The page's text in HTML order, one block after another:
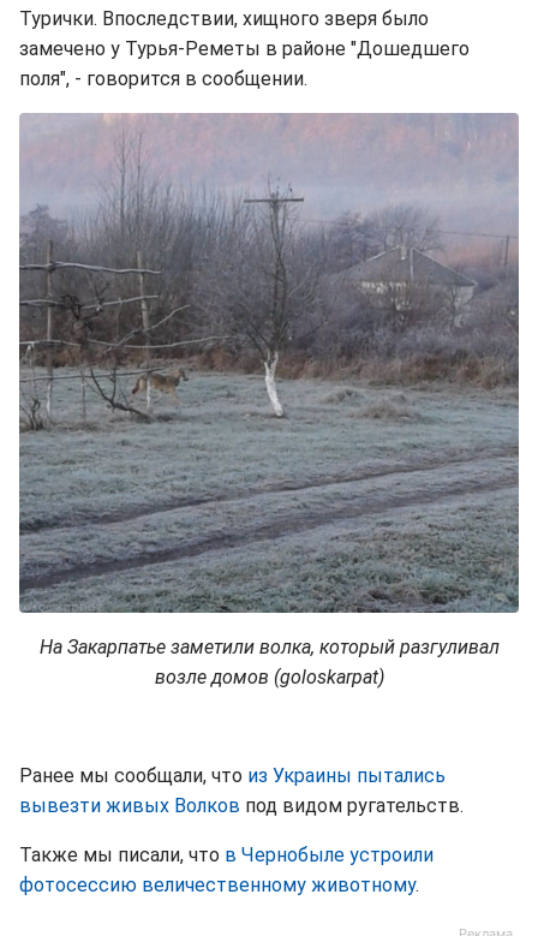
Турички. Впоследствии, хищного зверя было
замечено у Турья-Реметы в районе "Дошедшего
поля", - говорится в сообщении.
На Закарпатье заметили волка, который разгуливал
возле домов (goloskarpat)
Ранее мы сообщали, что из Украины пытались
вывезти живых Волков под видом ругательств.
Также мы писали, что в Чернобыле устроили
фотосессию величественному животному.